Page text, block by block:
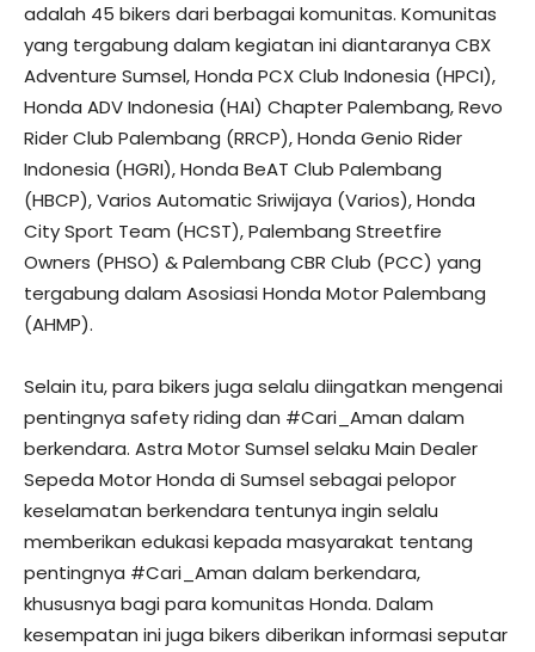
adalah 45 bikers dari berbagai komunitas. Komunitas
yang tergabung dalam kegiatan ini diantaranya CBX
Adventure Sumsel, Honda PCX Club Indonesia (HPCI),
Honda ADV Indonesia (HAI) Chapter Palembang, Revo
Rider Club Palembang (RRCP), Honda Genio Rider
Indonesia (HGRI), Honda BeAT Club Palembang
(HBCP), Varios Automatic Sriwijaya (Varios), Honda
City Sport Team (HCST), Palembang Streetfire
Owners (PHSO) & Palembang CBR Club (PCC) yang
tergabung dalam Asosiasi Honda Motor Palembang
(AHMP).
Selain itu, para bikers juga selalu diingatkan mengenai
pentingnya safety riding dan #Cari_Aman dalam
berkendara. Astra Motor Sumsel selaku Main Dealer
Sepeda Motor Honda di Sumsel sebagai pelopor
keselamatan berkendara tentunya ingin selalu
memberikan edukasi kepada masyarakat tentang
pentingnya #Cari_Aman dalam berkendara,
khususnya bagi para komunitas Honda. Dalam
kesempatan ini juga bikers diberikan informasi seputar